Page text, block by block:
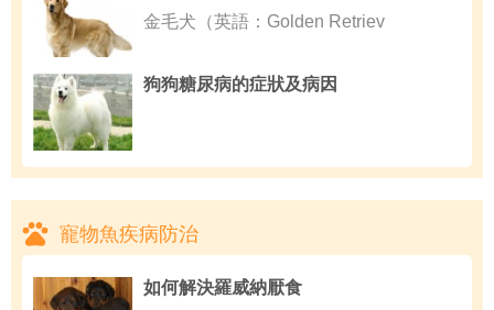
金毛犬（英語：Golden Retriev
狗狗糖尿病的症狀及病因
寵物魚疾病防治
如何解決羅威納厭食